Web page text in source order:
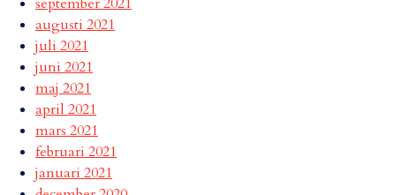
augusti 2021
juli 2021
juni 2021
maj 2021
april 2021
mars 2021
februari 2021
januari 2021